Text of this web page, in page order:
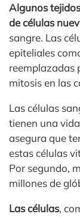
Algunos
de células
sangre. Las
epiteliales
reemplazadas
mitosis en las
Las células
tienen una
asegura que
estas células
Por segundo,
millones de
Las células,